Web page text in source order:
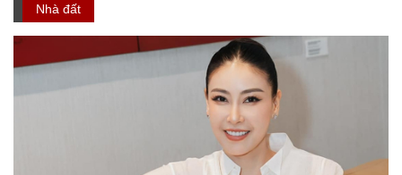
Nhà đất